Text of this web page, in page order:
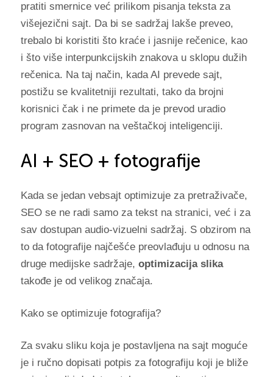
pratiti smernice već prilikom pisanja teksta za
višejezični sajt. Da bi se sadržaj lakše preveo,
trebalo bi koristiti što kraće i jasnije rečenice, kao
i što više interpunkcijskih znakova u sklopu dužih
rečenica. Na taj način, kada AI prevede sajt,
postižu se kvalitetniji rezultati, tako da brojni
korisnici čak i ne primete da je prevod uradio
program zasnovan na veštačkoj inteligenciji.
AI + SEO + fotografije
Kada se jedan vebsajt optimizuje za pretraživače,
SEO se ne radi samo za tekst na stranici, već i za
sav dostupan audio-vizuelni sadržaj. S obzirom na
to da fotografije najčešće preovlađuju u odnosu na
druge medijske sadržaje, optimizacija slika
takođe je od velikog značaja.
Kako se optimizuje fotografija?
Za svaku sliku koja je postavljena na sajt moguće
je i ručno dopisati potpis za fotografiju koji je bliže